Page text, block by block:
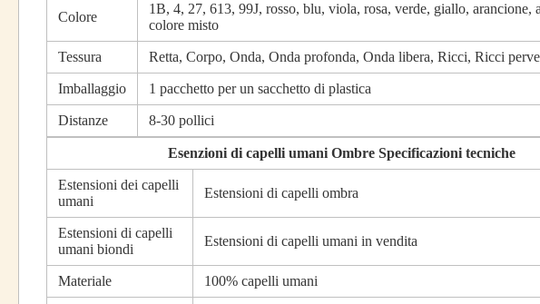
Colore
1B, 4, 27, 613, 99J, rosso, blu, viola, rosa, verde, giallo, arancione,
colore misto
Tessura Retta, Corpo, Onda, Onda profonda, Onda libera, Ricci, Ricci
Imballaggio 1 pacchetto per un sacchetto di plastica
Distanze 8-30 pollici
Esenzioni di capelli umani Ombre Specificazioni tecniche
Estensioni dei capelli
umani
Estensioni di capelli ombra
Estensioni di capelli
umani biondi
Estensioni di capelli umani in vendita
Materiale 100% capelli umani